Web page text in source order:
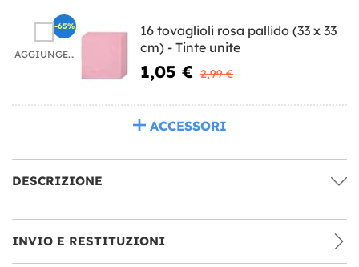
AGGIUNGERE
16 tovaglioli rosa pallido (33 x 33
cm) - Tinte unite
1,05 € 2,99 €
-65%
ACCESSORI
DESCRIZIONE
INVIO E RESTITUZIONI